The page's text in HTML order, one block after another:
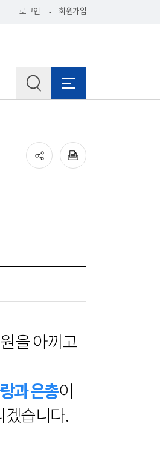
로그인 회원가입
을 아끼고
과 은총이
겠습니다.